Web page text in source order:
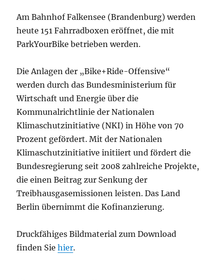
Am Bahnhof Falkensee (Brandenburg) werden
heute 151 Fahrradboxen eröffnet, die mit
ParkYourBike betrieben werden.
Die Anlagen der „Bike+Ride-Offensive“
werden durch das Bundesministerium für
Wirtschaft und Energie über die
Kommunalrichtlinie der Nationalen
Klimaschutzinitiative (NKI) in Höhe von 70
Prozent gefördert. Mit der Nationalen
Klimaschutzinitiative initiiert und fördert die
Bundesregierung seit 2008 zahlreiche Projekte,
die einen Beitrag zur Senkung der
Treibhausgasemissionen leisten. Das Land
Berlin übernimmt die Kofinanzierung.
Druckfähiges Bildmaterial zum Download
finden Siehier.